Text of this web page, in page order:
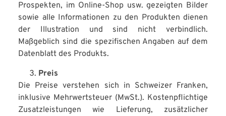
Prospekten, im Online-Shop usw. gezeigten Bilder
sowie alle Informationen zu den Produkten dienen
der Illustration und sind nicht verbindlich.
Maßgeblich sind die spezifischen Angaben auf dem
Datenblatt des Produkts.
Preis
Die Preise verstehen sich in Schweizer Franken,
inklusive Mehrwertsteuer (MwSt.). Kostenpflichtige
Zusatzleistungen wie Lieferung, zusätzlicher